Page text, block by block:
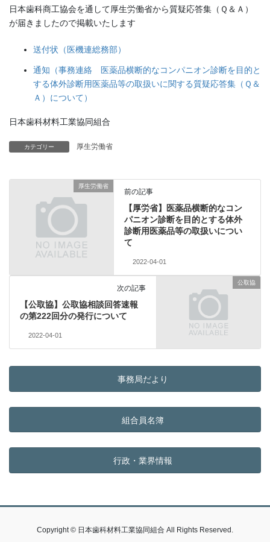
日本歯科商工協会を通して厚生労働省から質疑応答集（Ｑ＆Ａ）
が届きましたので掲載いたします
送付状（医機連総務部）
通知（事務連絡 医薬品横断的なコンパニオン診断を目的と
する体外診断用医薬品等の取扱いに関する質疑応答集（Ｑ＆
Ａ）について）
日本歯科材料工業協同組合
カテゴリー 厚生労働省
厚生労働省
前の記事
【厚労省】医薬品横断的なコン
パニオン診断を目的とする体外
診断用医薬品等の取扱いについ
て
2022-04-01
公取協
次の記事
【公取協】公取協相談回答速報
の第222回分の発行について
2022-04-01
事務局だより
組合員名簿
行政・業界情報
Copyright © 日本歯科材料工業協同組合 All Rights Reserved.